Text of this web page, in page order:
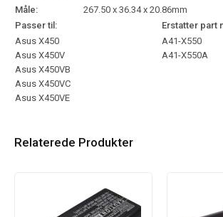
Måle:
267.50 x 36.34 x 20.86mm
Passer til:
Erstatter part
Asus X450
Asus X450V
Asus X450VB
Asus X450VC
Asus X450VE
A41-X550
A41-X550A
Relaterede Produkter